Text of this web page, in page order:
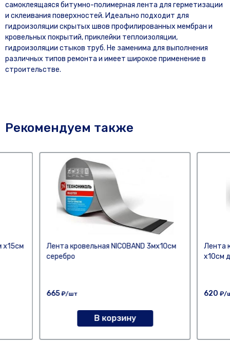
самоклеящаяся битумно-полимерная лента для герметизации
и склеивания поверхностей. Идеально подходит для
гидроизоляции скрытых швов профилированных мембран и
кровельных покрытий, приклейки теплоизоляции,
гидроизоляции стыков труб. Не заменима для выполнения
различных типов ремонта и имеет широкое применение в
строительстве.
Рекомендуем также
х15см
Лента кровельная NICOBAND 3мх10см
серебро
665₽/шт
В корзину
Лента
х10см
620 ₽/